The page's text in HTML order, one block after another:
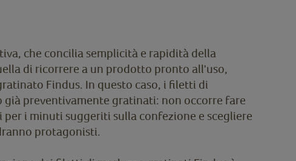
che concilia semplicità e rapidità della
di ricorrere a un prodotto pronto all'uso,
Findus. In questo caso, i filetti di
già preventivamente gratinati: non occorre fare
i minuti suggeriti sulla confezione e scegliere
protagonisti.